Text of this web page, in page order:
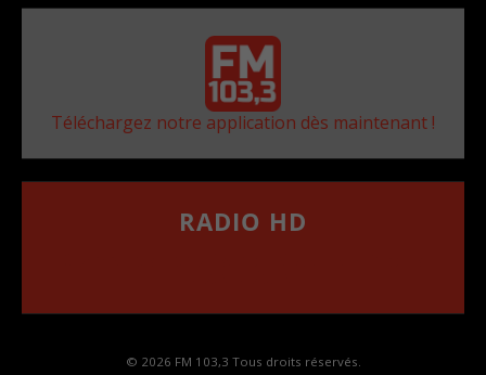
Téléchargez notre application dès maintenant !
RADIO HD
© 2026 FM 103,3 Tous droits réservés.